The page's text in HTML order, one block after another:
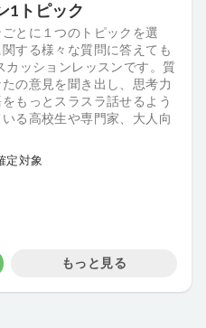
トピック
とに１つのトピックを選
する様々な質問に答えても
カッションレッスンです。質
の意見を聞き出し、思考力
もっとスラスラ話せるよう
る高校生や専門家、大人向
定対象
もっと見る